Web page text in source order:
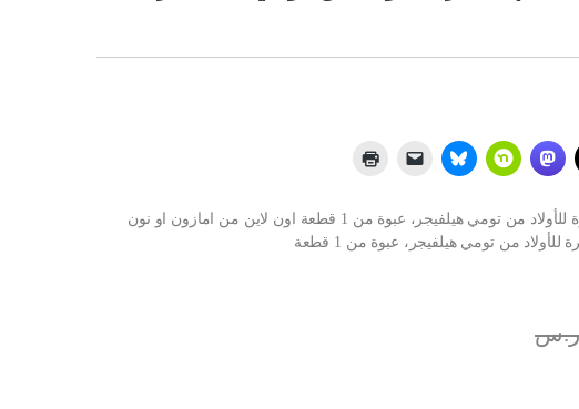
شراء بلوزة أساسية منسوجة بأكمام قصيرة للأولاد من تومي هيلفيجر، عبوة من 1 قطعة اون لاين من امازون او نون
من تومي هيلفيجر، عبوة من 1 قطعة
ر.س